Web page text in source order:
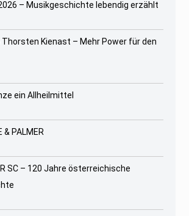
– Musikgeschichte lebendig erzählt
Thorsten Kienast – Mehr Power für den
ein Allheilmittel
& PALMER
SC – 120 Jahre österreichische